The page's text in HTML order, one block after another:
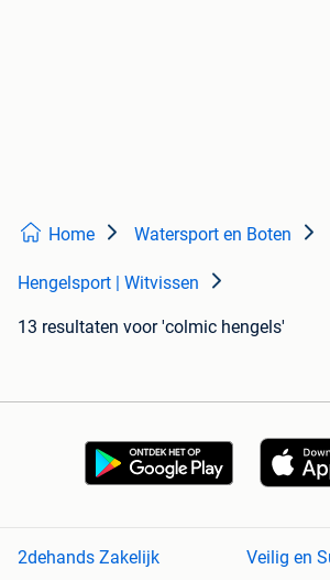
Home Watersport en Boten
Hengelsport | Witvissen
13 resultaten voor 'colmic hengels'
2dehands Zakelijk Veilig en